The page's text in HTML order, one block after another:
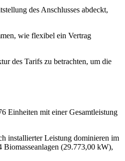
des Anschlusses abdeckt,
wie flexibel ein Vertrag
des Tarifs zu betrachten, um die
Einheiten mit einer Gesamtleistung
installierter Leistung dominieren im
(29.773,00 kW),